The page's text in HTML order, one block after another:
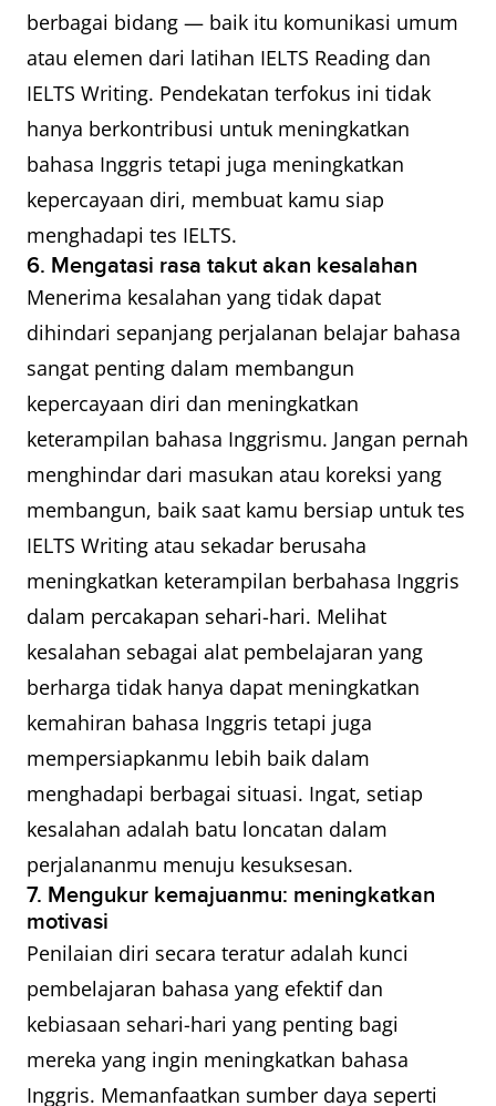
berbagai bidang — baik itu komunikasi umum
atau elemen dari latihan IELTS Reading dan
IELTS Writing. Pendekatan terfokus ini tidak
hanya berkontribusi untuk meningkatkan
bahasa Inggris tetapi juga meningkatkan
kepercayaan diri, membuat kamu siap
menghadapi tes IELTS.
6. Mengatasi rasa takut akan kesalahan
Menerima kesalahan yang tidak dapat
dihindari sepanjang perjalanan belajar bahasa
sangat penting dalam membangun
kepercayaan diri dan meningkatkan
keterampilan bahasa Inggrismu. Jangan pernah
menghindar dari masukan atau koreksi yang
membangun, baik saat kamu bersiap untuk tes
IELTS Writing atau sekadar berusaha
meningkatkan keterampilan berbahasa Inggris
dalam percakapan sehari-hari. Melihat
kesalahan sebagai alat pembelajaran yang
berharga tidak hanya dapat meningkatkan
kemahiran bahasa Inggris tetapi juga
mempersiapkanmu lebih baik dalam
menghadapi berbagai situasi. Ingat, setiap
kesalahan adalah batu loncatan dalam
perjalananmu menuju kesuksesan.
7. Mengukur kemajuanmu: meningkatkan
motivasi
Penilaian diri secara teratur adalah kunci
pembelajaran bahasa yang efektif dan
kebiasaan sehari-hari yang penting bagi
mereka yang ingin meningkatkan bahasa
Inggris. Memanfaatkan sumber daya seperti